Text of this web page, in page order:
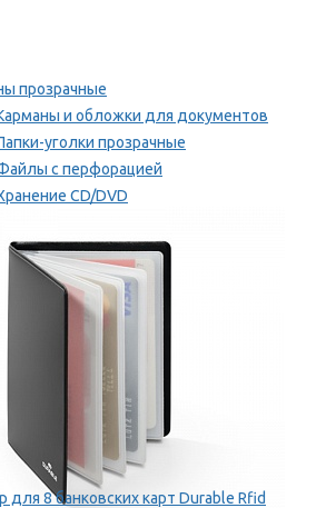
прозрачные
и обложки для документов
уголки прозрачные
с перфорацией
CD/DVD
для 8 банковских карт Durable Rfid